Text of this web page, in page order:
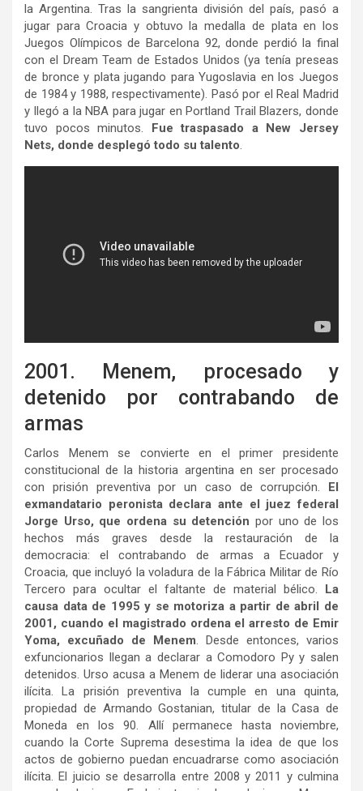
la Argentina. Tras la sangrienta división del país, pasó a
jugar para Croacia y obtuvo la medalla de plata en los
Juegos Olímpicos de Barcelona 92, donde perdió la final
con el Dream Team de Estados Unidos (ya tenía preseas
de bronce y plata jugando para Yugoslavia en los Juegos
de 1984 y 1988, respectivamente). Pasó por el Real Madrid
y llegó a la NBA para jugar en Portland Trail Blazers, donde
tuvo pocos minutos. Fue traspasado a New Jersey
Nets, donde desplegó todo su talento.
2001. Menem, procesado y
detenido por contrabando de
armas
Carlos Menem se convierte en el primer presidente
constitucional de la historia argentina en ser procesado
con prisión preventiva por un caso de corrupción. El
exmandatario peronista declara ante el juez federal
Jorge Urso, que ordena su detención por uno de los
hechos más graves desde la restauración de la
democracia: el contrabando de armas a Ecuador y
Croacia, que incluyó la voladura de la Fábrica Militar de Río
Tercero para ocultar el faltante de material bélico. La
causa data de 1995 y se motoriza a partir de abril de
2001, cuando el magistrado ordena el arresto de Emir
Yoma, excuñado de Menem. Desde entonces, varios
exfuncionarios llegan a declarar a Comodoro Py y salen
detenidos. Urso acusa a Menem de liderar una asociación
ilícita. La prisión preventiva la cumple en una quinta,
propiedad de Armando Gostanian, titular de la Casa de
Moneda en los 90. Allí permanece hasta noviembre,
cuando la Corte Suprema desestima la idea de que los
actos de gobierno puedan encuadrarse como asociación
ilícita. El juicio se desarrolla entre 2008 y 2011 y culmina